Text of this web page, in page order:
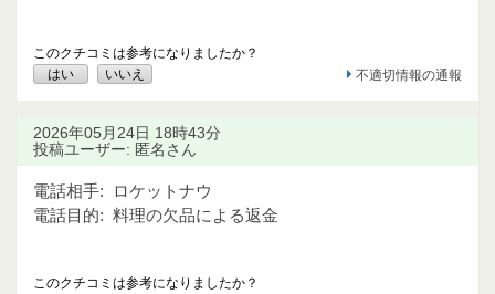
このクチコミは参考になりましたか？
はい
いいえ 不適切情報の通報
2026年05月24日 18時43分
投稿ユーザー: 匿名さん
電話相手:
ロケットナウ
電話目的: 料理の欠品による返金
このクチコミは参考になりましたか？